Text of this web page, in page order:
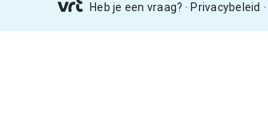
Heb je een vraag? Privacybeleid